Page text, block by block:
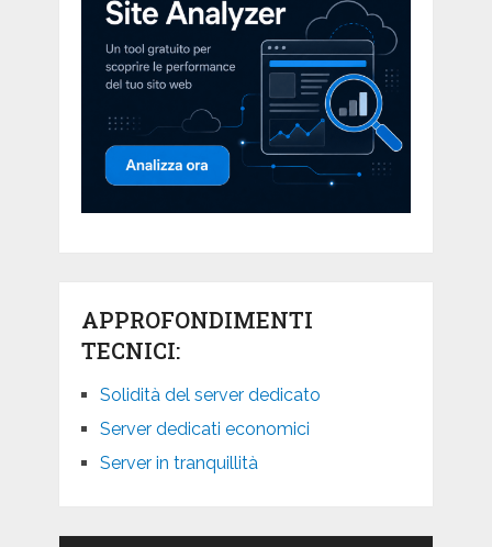
APPROFONDIMENTI
TECNICI:
Solidità del server dedicato
Server dedicati economici
Server in tranquillità